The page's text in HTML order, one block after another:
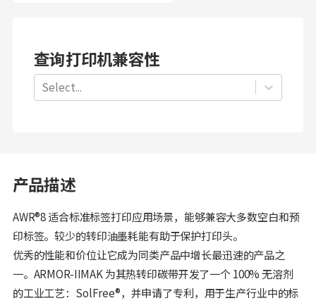
查询打印机兼容性
Select...
产品描述
AWR®8 适合标准标签打印应用场景，能够兼容大多数空白和预
印标签。较少的转印油墨耗能有助于保护打印头。
优秀的性能和价位让它成为同类产品中增长最迅速的产品之
一。ARMOR-IIMAK 为其热转印碳带开发了一个 100% 无溶剂
的工业工艺：SolFree®，并申请了专利，用于生产行业中的标